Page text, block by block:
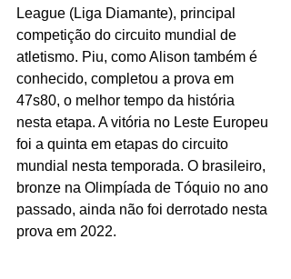
League (Liga Diamante), principal
competição do circuito mundial de
atletismo. Piu, como Alison também é
conhecido, completou a prova em
47s80, o melhor tempo da história
nesta etapa. A vitória no Leste Europeu
foi a quinta em etapas do circuito
mundial nesta temporada. O brasileiro,
bronze na Olimpíada de Tóquio no ano
passado, ainda não foi derrotado nesta
prova em 2022.